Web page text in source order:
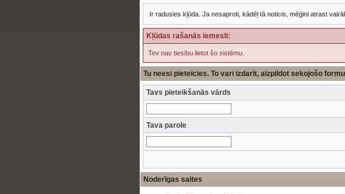
Ir radusies kļūda. Ja nesaproti, kādēļ tā noticis, mēģini atrast
Kļūdas rašanās iemesli:
Tev nav tiesību lietot šo sistēmu.
Tu neesi pieteicies. To vari izdarīt, aizpildot sekojošo
Tavs pieteikšanās vārds
Tava parole
Noderīgas saites